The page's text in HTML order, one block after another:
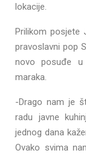
lokacije.
Prilikom posjete
pravoslavni pop
novo posuđe u
maraka.
-Drago nam je
radu javne
jednog dana
Ovako svima